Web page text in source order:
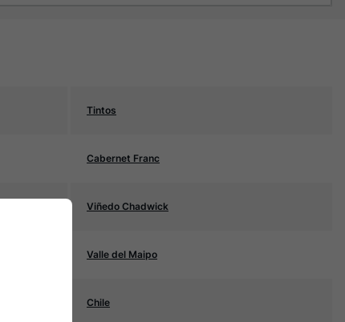
Tintos
Cabernet Franc
Viñedo Chadwick
Valle del Maipo
Chile